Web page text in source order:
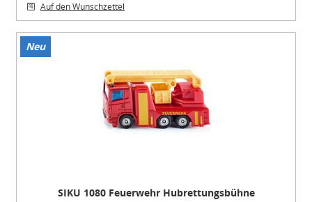
Auf den Wunschzettel
Neu
Item
SIKU 1080 Feuerwehr Hubrettungsbühne